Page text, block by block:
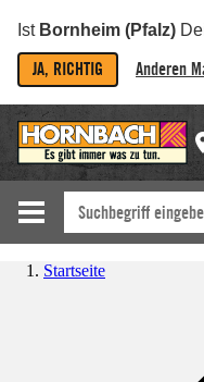
Ist Bornheim (Pfalz)
JA, RICHTIG Anderen
Startseite